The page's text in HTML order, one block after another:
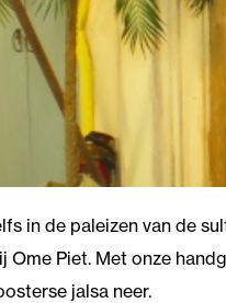
in de paleizen van de
Ome Piet. Met onze
jalsa neer.